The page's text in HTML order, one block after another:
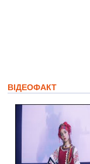
ВІДЕОФАКТ